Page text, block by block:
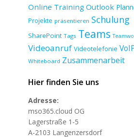
Online Training Outlook
Projekte präsentieren Schulung
SharePoint Tags Teams
Videoanruf Videotelefonie
Whiteboard Zusammenarbeit
Hier finden Sie uns
Adresse:
mso365.cloud OG
Lagerstraße 1-5
A-2103 Langenzersdorf